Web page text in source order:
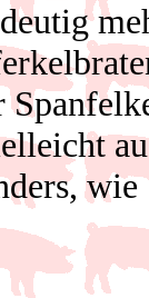
wie